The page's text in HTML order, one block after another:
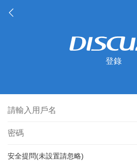
登錄
安全提問(未設置請忽略)